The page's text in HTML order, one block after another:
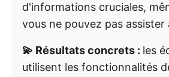
d'informations cruciales,
vous ne pouvez pas assister
💫 Résultats concrets : les
utilisent les fonctionnalités